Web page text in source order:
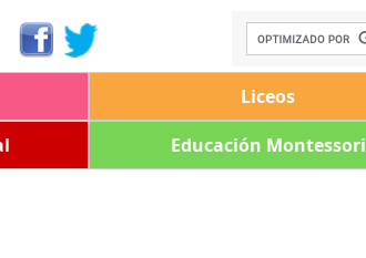
Liceos
Educación Montessori